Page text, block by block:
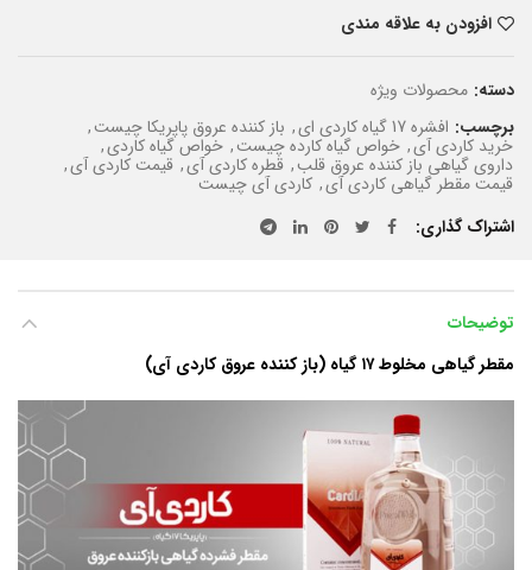
افزودن به علاقه مندی
دسته: محصولات ویژه
برچسب: افشره 17 گیاه کاردی ای , باز کننده عروق پاپریکا چیست,
خرید کاردی آی, خواص گیاه کارده چیست, خواص گیاه کاردی,
داروی گیاهی باز کننده عروق قلب, قطره کاردی آی, قیمت کاردی آی,
قیمت مقطر گیاهی کاردی آی, کاردی آی چیست
اشتراک گذاری
توضیحات
مقطر گیاهی مخلوط ۱۷ گیاه (باز کننده عروق کاردی آی)